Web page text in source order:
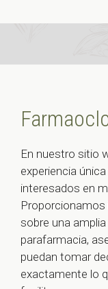
En nuestro sitio
experiencia
interesados en
sobre una
parafarmacia,
puedan tomar
exactamente lo